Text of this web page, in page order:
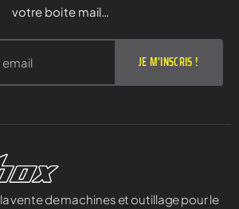
votre boite mail…
JE M'INSCRIS !
vente de machines et outillage pour le